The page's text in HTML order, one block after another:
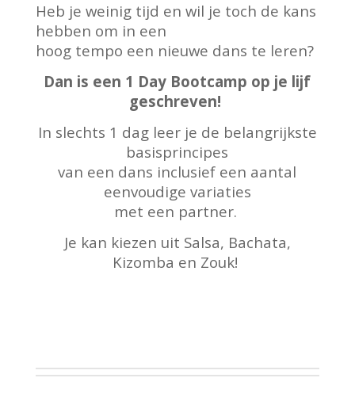
Heb je weinig tijd en wil je toch de kans
hebben om in een
hoog tempo een nieuwe dans te leren?
Dan is een 1 Day Bootcamp op je lijf
geschreven!
In slechts 1 dag leer je de belangrijkste
basisprincipes
van een dans inclusief een aantal
eenvoudige variaties
met een partner.
Je kan kiezen uit Salsa, Bachata,
Kizomba en Zouk!